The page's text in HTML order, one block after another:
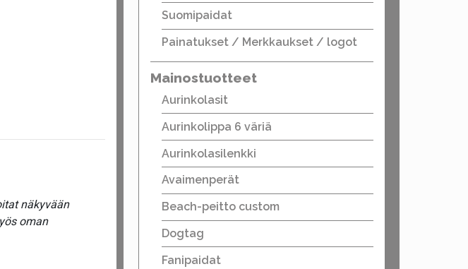
näkyvään
oman
Suomipaidat
Painatukset / Merkkaukset / logot
Mainostuotteet
Aurinkolasit
Aurinkolippa 6 väriä
Aurinkolasilenkki
Avaimenperät
Beach-peitto custom
Dogtag
Fanipaidat